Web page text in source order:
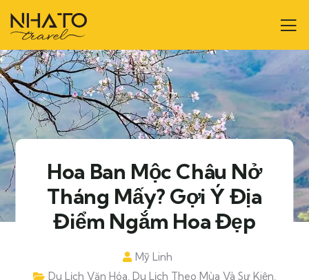
Hoa Ban Mộc Châu Nở
Tháng Mấy? Gợi Ý Địa
Điểm Ngắm Hoa Đẹp
Mỹ Linh
Du Lịch Văn Hóa, Du Lịch Theo Mùa Và Sự Kiện,